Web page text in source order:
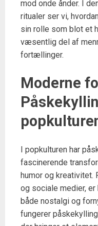
mod onde ånder. I
ritualer ser vi,
sin rolle som blot et
væsentlig del af
fortællinger.
Moderne
I popkulturen har
fascinerende
humor og kreativitet.
og sociale medier,
både nostalgi og
fungerer